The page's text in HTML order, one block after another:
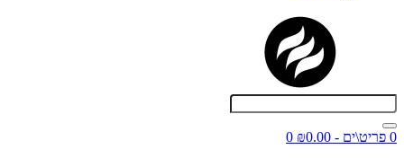
0 פריט\ים - ₪0.00
0